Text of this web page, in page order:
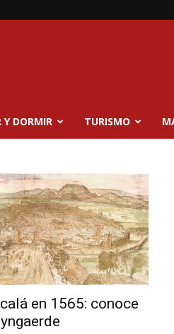
Y DORMIR TURISMO
en 1565: conoce